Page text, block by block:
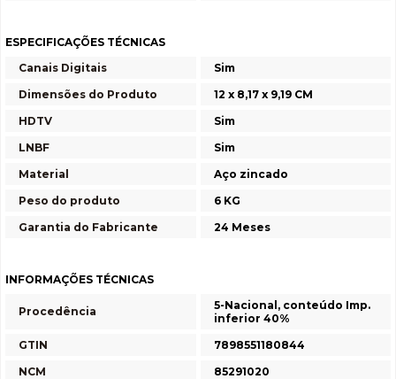
ESPECIFICAÇÕES TÉCNICAS
Canais Digitais
Sim
Dimensões do Produto
12 x 8,17 x 9,19 CM
HDTV
Sim
LNBF
Sim
Material
Aço zincado
Peso do produto
6 KG
Garantia do Fabricante
24 Meses
INFORMAÇÕES TÉCNICAS
Procedência
5-Nacional, conteúdo Imp.
inferior 40%
GTIN
7898551180844
NCM
85291020